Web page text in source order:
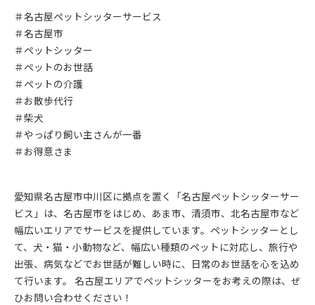
＃名古屋ペットシッターサービス
＃名古屋市
＃ペットシッター
＃ペットのお世話
＃ペットの介護
＃お散歩代行
＃柴犬
＃やっぱり飼い主さんが一番
＃お得意さま
愛知県名古屋市中川区に拠点を置く「名古屋ペットシッターサー
ビス」は、名古屋市をはじめ、あま市、清須市、北名古屋市など
幅広いエリアでサービスを提供しています。ペットシッターとし
て、犬・猫・小動物など、幅広い種類のペットに対応し、旅行や
出張、病気などでお世話が難しい時に、日常のお世話を心を込め
て行います。 名古屋エリアでペットシッターをお考えの際は、ぜ
ひお問い合わせください！